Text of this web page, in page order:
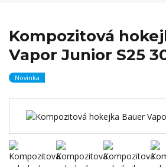
Kompozitová
Vapor Junior S25
Novinka